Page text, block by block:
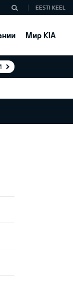
Мир KIA
EESTI KEEL